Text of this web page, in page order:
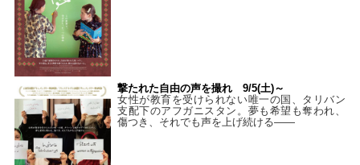
撃たれた自由の声を撮れ 9/5(土)～
女性が教育を受けられない唯一の国、タリバン
支配下のアフガニスタン。夢も希望も奪われ、
傷つき、それでも声を上げ続ける——